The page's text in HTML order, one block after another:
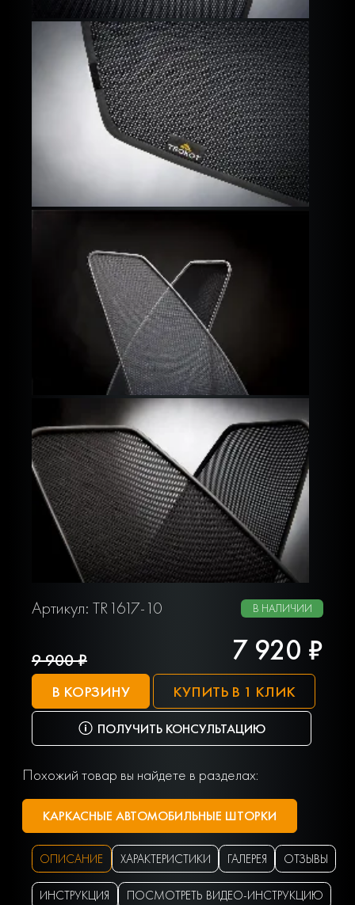
Артикул: TR1617-10 В НАЛИЧИИ
9 900 ₽ 7 920 ₽
В КОРЗИНУ КУПИТЬ В 1 КЛИК
ПОЛУЧИТЬ КОНСУЛЬТАЦИЮ
Похожий товар вы найдете в разделах:
КАРКАСНЫЕ АВТОМОБИЛЬНЫЕ ШТОРКИ
ОПИСАНИЕ ХАРАКТЕРИСТИКИ ГАЛЕРЕЯ ОТЗЫВЫ
ИНСТРУКЦИЯ ПОСМОТРЕТЬ ВИДЕО-ИНСТРУКЦИЮ